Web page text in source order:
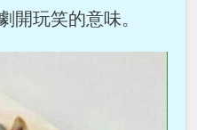
開玩笑的意味。